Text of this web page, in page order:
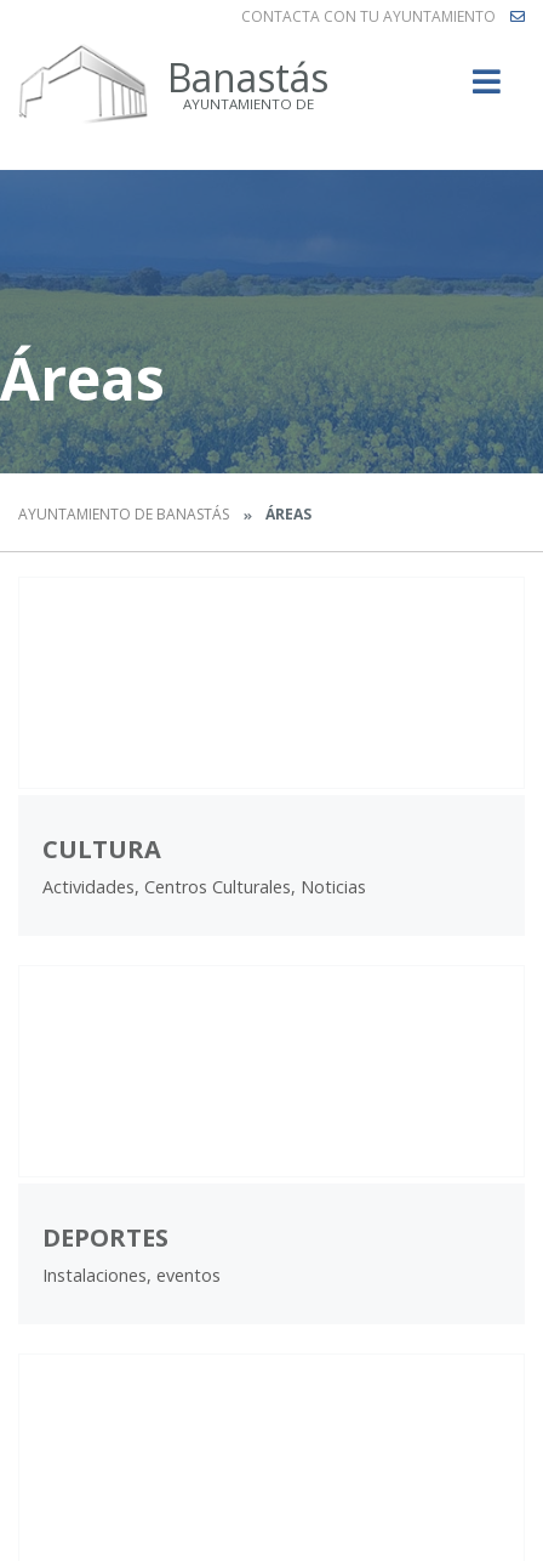
CONTACTA CON TU AYUNTAMIENTO
Banastás
AYUNTAMIENTO DE
Áreas
AYUNTAMIENTO DE BANASTÁS ÁREAS
CULTURA
Actividades, Centros Culturales, Noticias
DEPORTES
Instalaciones, eventos